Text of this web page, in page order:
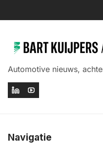
Automotive nieuws,
Navigatie